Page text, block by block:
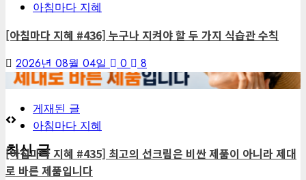
최신 글
아침마다 지혜
[아침마다 지혜 #436] 누구나 지켜야 할 두 가지 식습관 수칙
2026년 08월 04일 0
8
게재된 글
아침마다 지혜
[아침마다 지혜 #435] 최고의 선크림은 비싼 제품이 아니라 제대
로 바른 제품입니다